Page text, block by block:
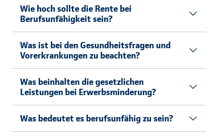
Wie hoch sollte die Rente bei
Berufsunfähigkeit sein?
Was ist bei den Gesundheitsfragen und
Vorerkrankungen zu beachten?
Was beinhalten die gesetzlichen
Leistungen bei Erwerbsminderung?
Was bedeutet es berufsunfähig zu sein?